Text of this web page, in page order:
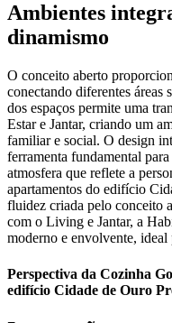
Ambientes
dinamismo
O conceito aberto
conectando diferentes
dos espaços permite uma
Estar e Jantar, criando um
familiar e social. O design
ferramenta fundamental
atmosfera que reflete a
apartamentos do edifício
fluidez criada pelo conceito
com o Living e Jantar, a
moderno e envolvente, ideal
Perspectiva da Cozinha
edifício Cidade de Ouro